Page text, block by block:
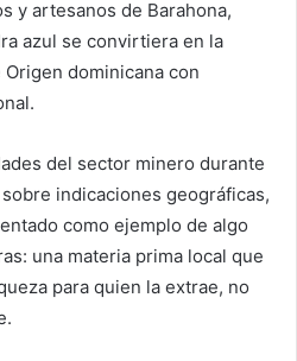
y artesanos de Barahona,
azul se convirtiera en la
dominicana con
del sector minero durante
indicaciones geográficas,
como ejemplo de algo
una materia prima local que
para quien la extrae, no